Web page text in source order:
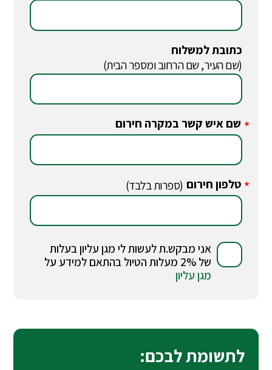
כתובת למשלוח
(שם העיר, שם הרחוב ומספר הבית)
* שם איש קשר במקרה חירום
* טלפון חירום (ספרות בלבד)
אני מבקש.ת לעשות לי מגן עליון בעלות
של 2% מעלות הטיול בהתאם למידע על
מגן עליון
לתשומת לבכם: